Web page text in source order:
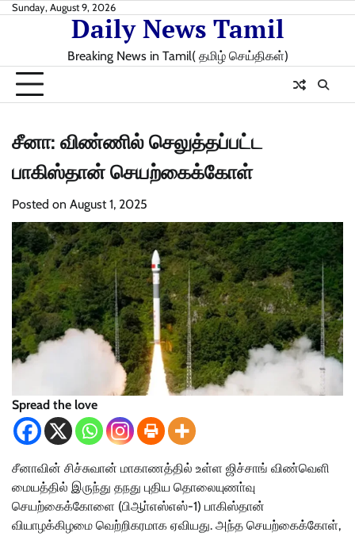
SkipSunday, August 9, 2026
Daily News Tamil
Breaking News in Tamil( தமிழ் செய்திகள்)
சீனா: விண்ணில் செலுத்தப்பட்ட
பாகிஸ்தான் செயற்கைக்கோள்
Posted on August 1, 2025
Spread the love
சீனாவின் சிச்சுவான் மாகாணத்தில் உள்ள ஜிச்சாங் விண்வெளி
மையத்தில் இருந்து தநது புதிய தொலையுணா்வு
செயற்கைக்கோளை (பிஆா்எஸ்எஸ்-1) பாகிஸ்தான்
வியாழக்கிழமை வெற்றிகரமாக ஏவியது. அந்த செயற்கைக்கோள்,